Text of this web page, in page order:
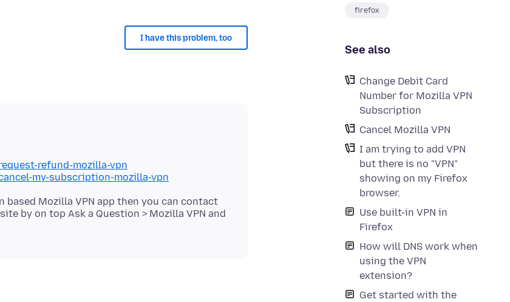
firefox
See also
Change Debit Card
Number for Mozilla VPN
Subscription
Cancel Mozilla VPN
I am trying to add VPN
but there is no "VPN"
showing on my Firefox
browser.
Use built-in VPN in
Firefox
How will DNS work when
using the VPN
extension?
Get started with the
I have this problem, too
refund-mozilla-vpn
my-subscription-mozilla-vpn
Mozilla VPN app then you can contact
by on top Ask a Question > Mozilla VPN and